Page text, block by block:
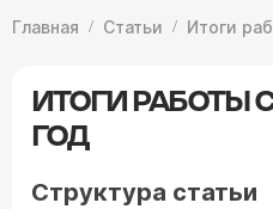
Главная Статьи Итоги
ИТОГИ РАБОТЫ
ГОД
Структура статьи